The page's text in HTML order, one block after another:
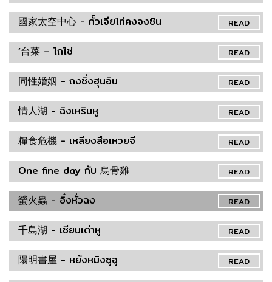
READ
國家太空中心 - กั๋วเจียไท่คงจงซิน
READ
‘台菜 – ไถไช่
READ
同性婚姻 - ถงซิ่งฮุนอิน
READ
情人湖 - ฉิงเหรินหู
READ
糧食危機 - เหลียงสือเหวยจี
READ
One fine day กับ 烏骨雞
READ
螢火蟲 - อิ๋งหั่วฉง
READ
千島湖 - เชียนเต่าหู
READ
陽明書屋 - หยังหมิงซูอู